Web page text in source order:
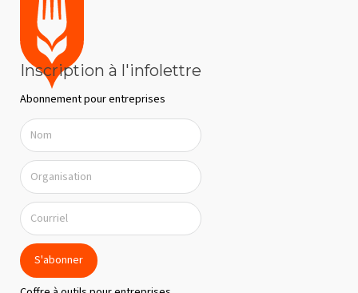
Inscription à l'infolettre
Abonnement pour entreprises
S'abonner